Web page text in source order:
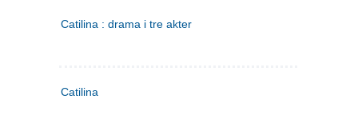
Catilina : drama i tre akter
Catilina